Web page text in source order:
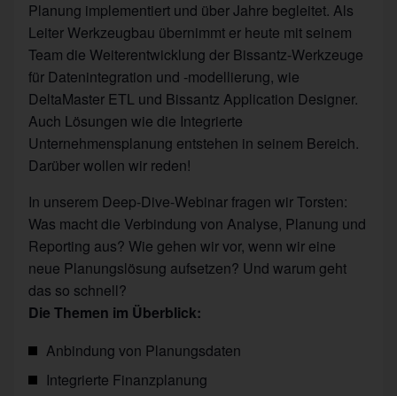
Planung implementiert und über Jahre begleitet. Als
Leiter Werkzeugbau übernimmt er heute mit seinem
Team die Weiterentwicklung der Bissantz-Werkzeuge
für Datenintegration und -modellierung, wie
DeltaMaster ETL und Bissantz Application Designer.
Auch Lösungen wie die Integrierte
Unternehmensplanung entstehen in seinem Bereich.
Darüber wollen wir reden!
In unserem Deep-Dive-Webinar fragen wir Torsten:
Was macht die Verbindung von Analyse, Planung und
Reporting aus? Wie gehen wir vor, wenn wir eine
neue Planungslösung aufsetzen? Und warum geht
das so schnell?
Die Themen im Überblick:
Anbindung von Planungsdaten
Integrierte Finanzplanung